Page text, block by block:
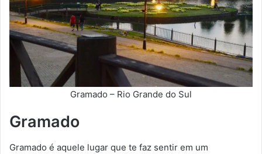
Gramado – Rio Grande do Sul
Gramado
Gramado é aquele lugar que te faz sentir em um